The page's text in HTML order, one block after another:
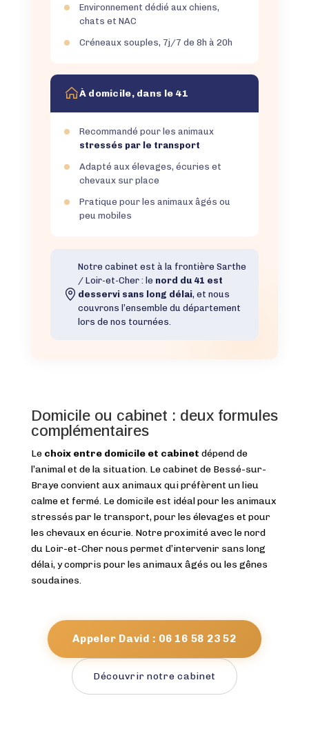
Environnement dédié aux chiens,
chats et NAC
Créneaux souples, 7j/7 de 8h à 20h
À domicile, dans le 41
Recommandé pour les animaux
stressés par le transport
Adapté aux élevages, écuries et
chevaux sur place
Pratique pour les animaux âgés ou
peu mobiles
Notre cabinet est à la frontière Sarthe
/ Loir-et-Cher : le nord du 41 est
desservi sans long délai, et nous
couvrons l’ensemble du département
lors de nos tournées.
Domicile ou cabinet : deux formules
complémentaires
Le choix entre domicile et cabinet dépend de
l’animal et de la situation. Le cabinet de Bessé-sur-
Braye convient aux animaux qui préfèrent un lieu
calme et fermé. Le domicile est idéal pour les animaux
stressés par le transport, pour les élevages et pour
les chevaux en écurie. Notre proximité avec le nord
du Loir-et-Cher nous permet d’intervenir sans long
délai, y compris pour les animaux âgés ou les gênes
soudaines.
Appeler David : 06 16 58 23 52
Découvrir notre cabinet